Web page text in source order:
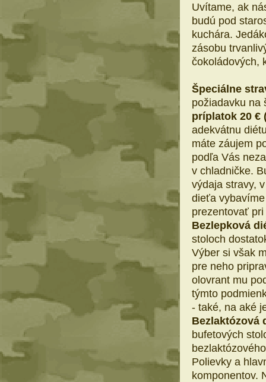
Uvítame, ak
budú pod
kuchára.
zásobu
čokoládových,
Špeciálne
požiadavku na
príplatok 20 €
adekvátnu
máte záujem
podľa Vás
v chladničke.
výdaja stravy,
dieťa
prezentovať
Bezlepková
stoloch
Výber si však
pre neho
olovrant mu
týmto
- také, na aké
Bezlaktózová
bufetových
Polievky a
komponentov.